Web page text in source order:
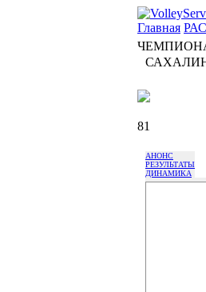
Главная
81
АНОНС
РЕЗУЛЬТАТЫ
ДИНАМИКА